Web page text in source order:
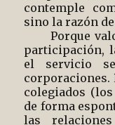
contemple
sino la razón
Porque
participación,
el servicio
corporaciones.
colegiados
de forma
las